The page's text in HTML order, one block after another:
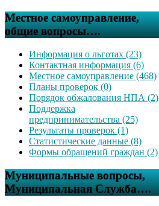
Местное самоуправление,
общие вопросы….
Информация о льготах (23)
Контактная информация (6)
Местное самоуправление (468)
Планы проверок (0)
Порядок обжалования НПА (2)
Поддержка
предпринимательства (25)
Результаты проверок (1)
Статистические данные (8)
Формы обращений граждан (2)
Муниципальные вопросы,
Муниципальная Служба….